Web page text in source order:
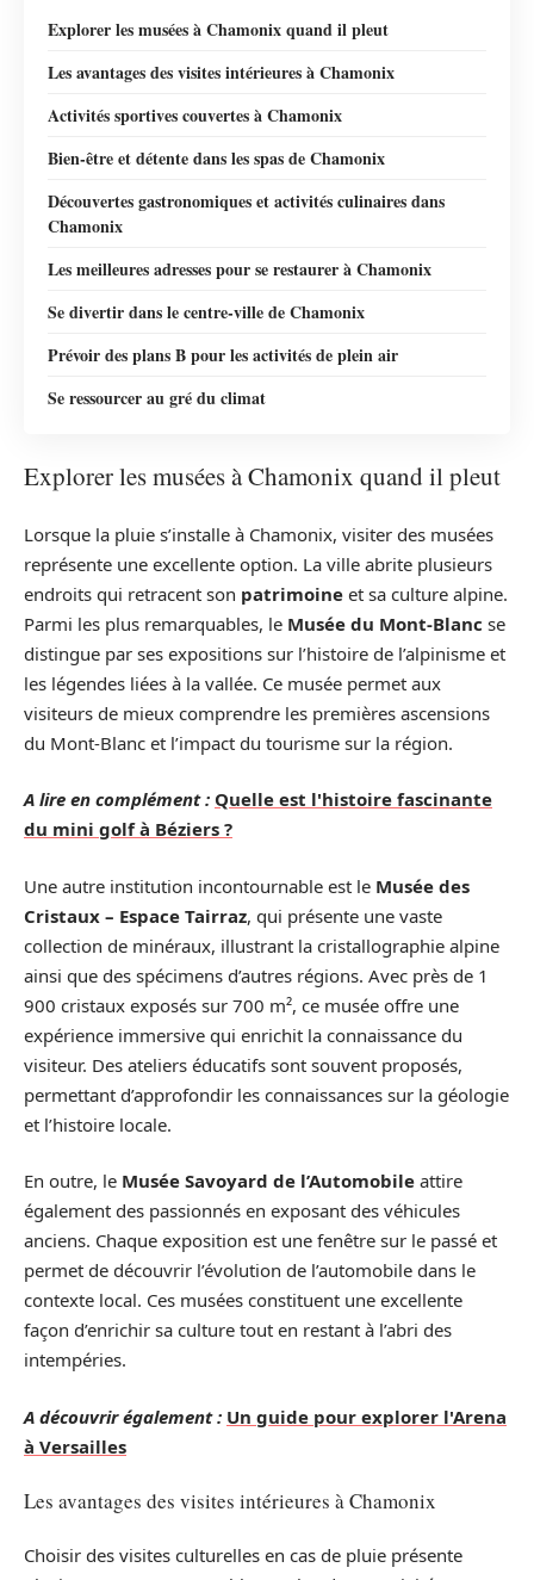
Explorer les musées à Chamonix quand il pleut
Les avantages des visites intérieures à Chamonix
Activités sportives couvertes à Chamonix
Bien-être et détente dans les spas de Chamonix
Découvertes gastronomiques et activités culinaires dans
Chamonix
Les meilleures adresses pour se restaurer à Chamonix
Se divertir dans le centre-ville de Chamonix
Prévoir des plans B pour les activités de plein air
Se ressourcer au gré du climat
Explorer les musées à Chamonix quand il pleut
Lorsque la pluie s’installe à Chamonix, visiter des musées
représente une excellente option. La ville abrite plusieurs
endroits qui retracent son patrimoine et sa culture alpine.
Parmi les plus remarquables, le Musée du Mont-Blanc se
distingue par ses expositions sur l’histoire de l’alpinisme et
les légendes liées à la vallée. Ce musée permet aux
visiteurs de mieux comprendre les premières ascensions
du Mont-Blanc et l’impact du tourisme sur la région.
A lire en complément : Quelle est l'histoire fascinante
du mini golf à Béziers ?
Une autre institution incontournable est le Musée des
Cristaux – Espace Tairraz, qui présente une vaste
collection de minéraux, illustrant la cristallographie alpine
ainsi que des spécimens d’autres régions. Avec près de 1
900 cristaux exposés sur 700 m², ce musée offre une
expérience immersive qui enrichit la connaissance du
visiteur. Des ateliers éducatifs sont souvent proposés,
permettant d’approfondir les connaissances sur la géologie
et l’histoire locale.
En outre, le Musée Savoyard de l’Automobile attire
également des passionnés en exposant des véhicules
anciens. Chaque exposition est une fenêtre sur le passé et
permet de découvrir l’évolution de l’automobile dans le
contexte local. Ces musées constituent une excellente
façon d’enrichir sa culture tout en restant à l’abri des
intempéries.
A découvrir également : Un guide pour explorer l'Arena
à Versailles
Les avantages des visites intérieures à Chamonix
Choisir des visites culturelles en cas de pluie présente